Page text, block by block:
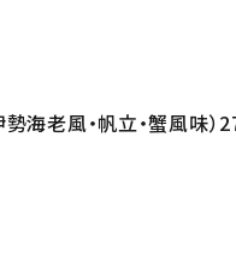
海老風・帆立・蟹風味）